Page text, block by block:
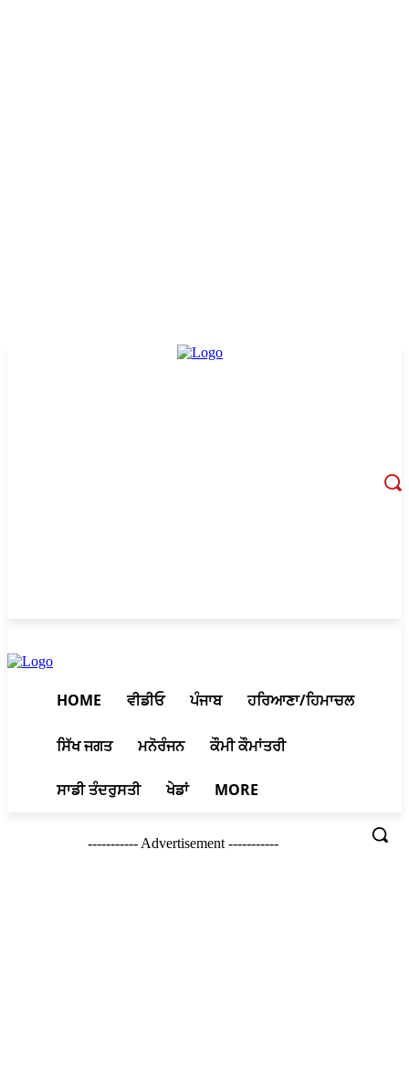
HOME ਵੀਡੀਓ ਪੰਜਾਬ ਹਰਿਆਣਾ/ਹਿਮਾਚਲ
ਸਿੱਖ ਜਗਤ ਮਨੋਰੰਜਨ ਕੌਮੀ ਕੌਮਾਂਤਰੀ
ਸਾਡੀ ਤੰਦਰੁਸਤੀ ਖੇਡਾਂ MORE
----------- Advertisement -----------